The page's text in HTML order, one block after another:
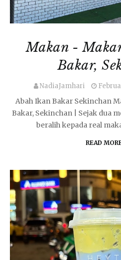
Makan -
Bakar,
NadiaJamhari
Abah Ikan Bakar Sekinchan
Bakar, Sekinchan | Sejak dua
beralih kepada real
READ